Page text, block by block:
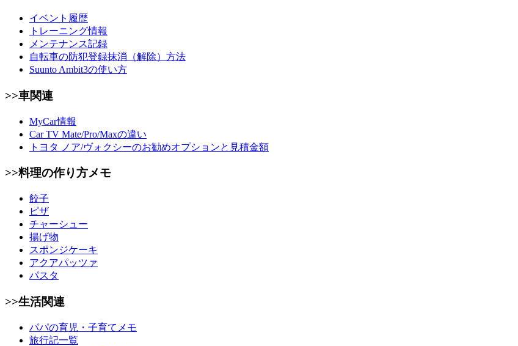
イベント履歴
トレーニング情報
メンテナンス記録
自転車の防犯登録抹消（解除）方法
Suunto Ambit3の使い方
>>車関連
MyCar情報
Car TV Mate/Pro/Maxの違い
トヨタ ノア/ヴォクシーのお勧めオプションと見積金額
>>料理の作り方メモ
餃子
ピザ
チャーシュー
揚げ物
スポンジケーキ
アクアパッツァ
パスタ
>>生活関連
パパの育児・子育てメモ
旅行記一覧